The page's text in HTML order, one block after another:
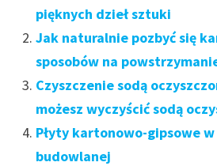
pięknych dzieł sztuki
Jak naturalnie pozbyć się
sposobów na
Czyszczenie sodą
możesz wyczyścić sodą
Płyty kartonowo-gipsowe
budowlanej